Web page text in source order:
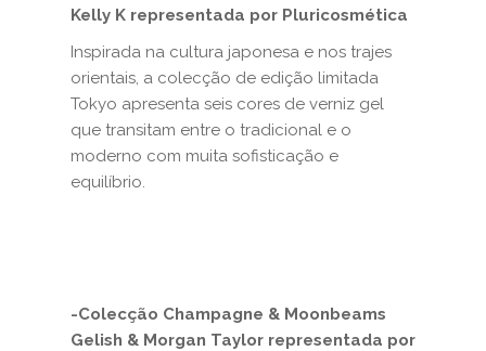
Kelly K representada por Pluricosmética
Inspirada na cultura japonesa e nos trajes
orientais, a colecção de edição limitada
Tokyo apresenta seis cores de verniz gel
que transitam entre o tradicional e o
moderno com muita sofisticação e
equilíbrio.
-Colecção Champagne & Moonbeams
Gelish & Morgan Taylor representada por